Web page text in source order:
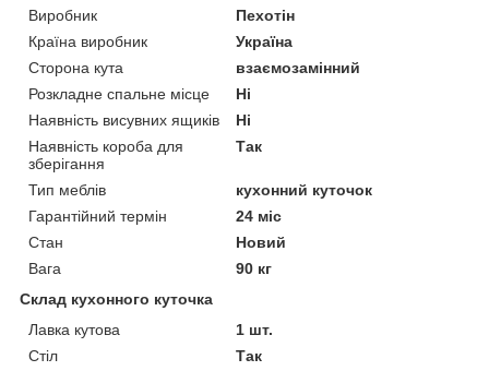
Виробник
Пехотін
Країна виробник
Україна
Сторона кута
взаємозамінний
Розкладне спальне місце
Ні
Наявність висувних ящиків
Ні
Наявність короба для
зберігання
Так
Тип меблів
кухонний куточок
Гарантійний термін
24 міс
Стан
Новий
Вага
90 кг
Склад кухонного куточка
Лавка кутова
1 шт.
Стіл
Так